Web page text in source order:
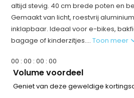
altijd stevig. 40 cm brede poten en
Gemaakt van licht, roestvrij
inklapbaar. Ideaal voor e-bikes,
bagage of kinderzitjes....Toon meer
00 :00 :00 :00
Volume voordeel
Geniet van deze geweldige